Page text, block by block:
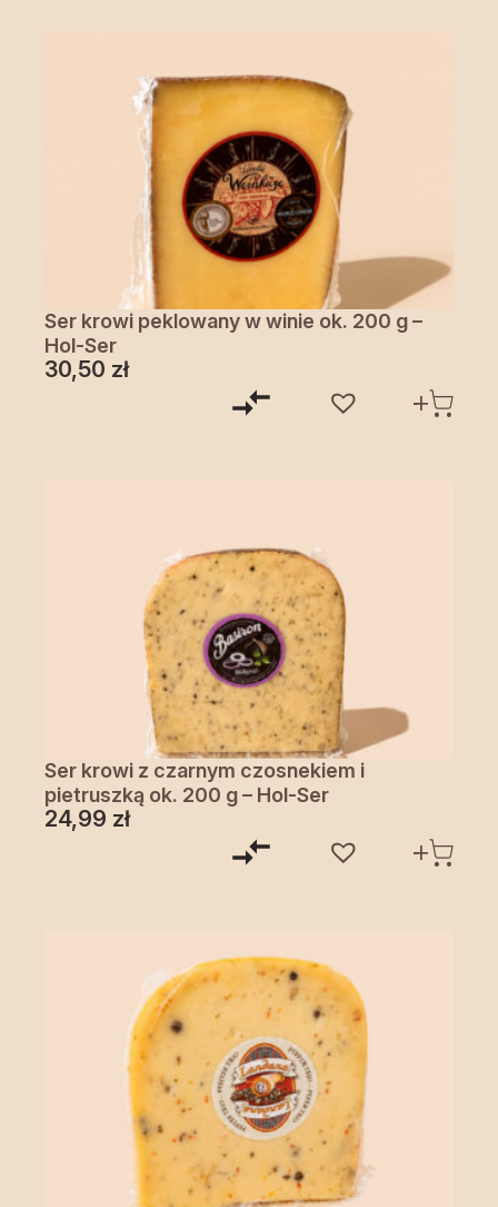
Ser krowi peklowany w winie ok. 200 g –
Hol-Ser
30,50 zł
Ser krowi z czarnym czosnekiem i
pietruszką ok. 200 g – Hol-Ser
24,99 zł